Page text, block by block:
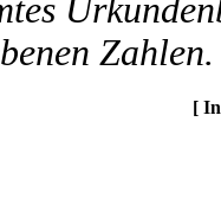
Zahlen.
[